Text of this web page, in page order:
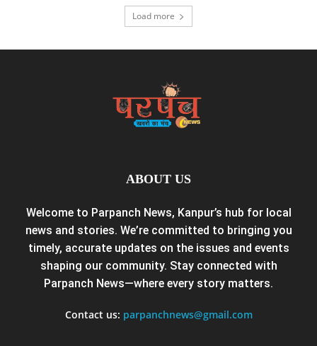
Load more
ABOUT US
Welcome to Parpanch News, Kanpur’s hub for local
news and stories. We’re committed to bringing you
timely, accurate updates on the issues and events
shaping our community. Stay connected with
Parpanch News—where every story matters.
Contact us: parpanchnews@gmail.com